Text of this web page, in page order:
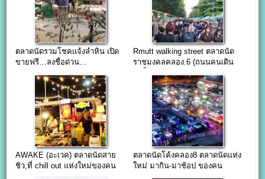
ตลาดนัดรวมโชคแจ้งลำหิน เปิด
ขายฟรี…ลงชื่อด่วน…
Rmutt walking street ตลาดนัด
ราชมงคลคลอง.6 (ถนนคนเดิน
AWAKE (อะเวค) ตลาดนัดสาย
ชิว,ที่ chill out แห่งใหม่ของคน
ตลาดนัดโค้งคลอง8 ตลาดนัดแห่ง
ใหม่ มากิน-มาช้อป ของคน